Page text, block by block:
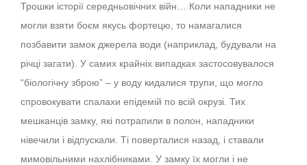
Трошки історії середньовічних війн… Коли нападники не
могли взяти боєм якусь фортецю, то намагалися
позбавити замок джерела води (наприклад, будували на
річці загати). У самих крайніх випадках застосовувалося
“біологічну зброю” – у воду кидалися трупи, що могло
спровокувати спалахи епідемій по всій окрузі. Тих
мешканців замку, які потрапили в полон, нападники
нівечили і відпускали. Ті поверталися назад, і ставали
мимовільними нахлібниками. У замку їх могли і не